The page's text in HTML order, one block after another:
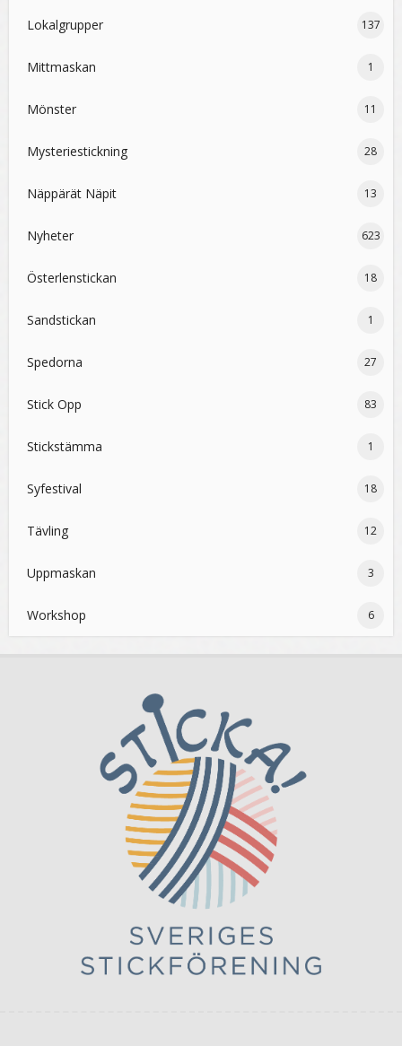
Lokalgrupper 137
Mittmaskan 1
Mönster 11
Mysteriestickning 28
Näppärät Näpit 13
Nyheter 623
Österlenstickan 18
Sandstickan 1
Spedorna 27
Stick Opp 83
Stickstämma 1
Syfestival 18
Tävling 12
Uppmaskan 3
Workshop 6